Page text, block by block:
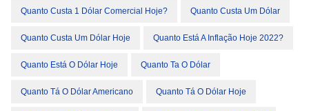
Quanto Custa 1 Dólar Comercial Hoje? Quanto Custa Um Dólar
Quanto Custa Um Dólar Hoje Quanto Está A Inflação Hoje 2022?
Quanto Está O Dólar Hoje Quanto Ta O Dólar
Quanto Tá O Dólar Americano Quanto Tá O Dólar Hoje